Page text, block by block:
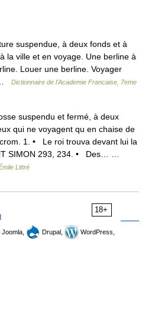
suspendue, à deux fonds et à
la ville et en voyage. Une berline à
Louer une berline. Voyager
…
Dictionnaire de l'Academie Francaise, 7eme
suspendu et fermé, à deux
qui ne voyagent qu en chaise de
1. • Le roi trouva devant lui la
SIMON 293, 234. • Des… …
Littré
18+
Joomla, Drupal,
WordPress,